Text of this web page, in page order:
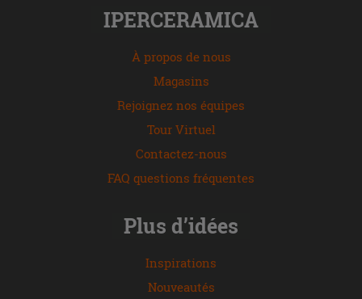
IPERCERAMICA
À propos de nous
Magasins
Rejoignez nos équipes
Tour Virtuel
Contactez-nous
FAQ questions fréquentes
Plus d’idées
Inspirations
Nouveautés